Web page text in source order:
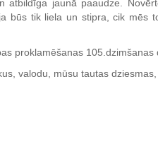
atbildīga jaunā paaudze.
būs tik liela un stipra, cik mēs
proklamēšanas 105.dzimšanas
valodu, mūsu tautas